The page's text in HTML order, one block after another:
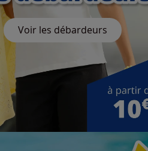
Voir les débardeurs